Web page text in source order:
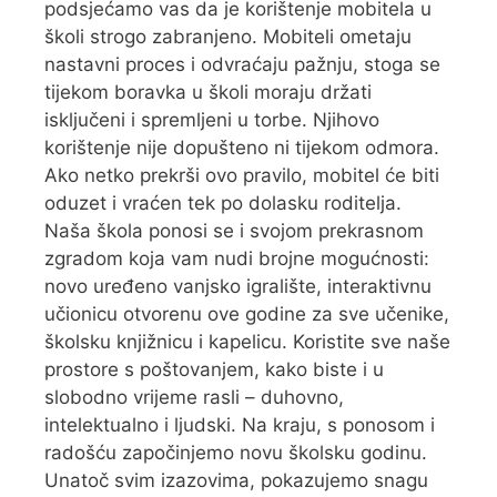
podsjećamo vas da je korištenje mobitela u
školi strogo zabranjeno. Mobiteli ometaju
nastavni proces i odvraćaju pažnju, stoga se
tijekom boravka u školi moraju držati
isključeni i spremljeni u torbe. Njihovo
korištenje nije dopušteno ni tijekom odmora.
Ako netko prekrši ovo pravilo, mobitel će biti
oduzet i vraćen tek po dolasku roditelja.
Naša škola ponosi se i svojom prekrasnom
zgradom koja vam nudi brojne mogućnosti:
novo uređeno vanjsko igralište, interaktivnu
učionicu otvorenu ove godine za sve učenike,
školsku knjižnicu i kapelicu. Koristite sve naše
prostore s poštovanjem, kako biste i u
slobodno vrijeme rasli – duhovno,
intelektualno i ljudski. Na kraju, s ponosom i
radošću započinjemo novu školsku godinu.
Unatoč svim izazovima, pokazujemo snagu